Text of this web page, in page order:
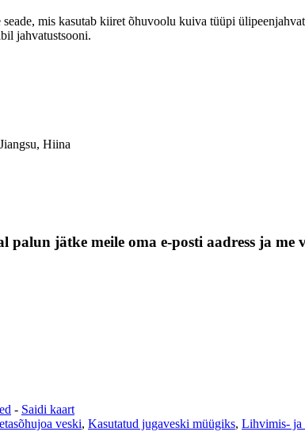
mis kasutab kiiret õhuvoolu kuiva tüüpi
jahvatustsooni.
Hiina
jätke meile oma e-posti aadress ja me
- Saidi kaart
veski, Kasutatud jugaveski müügiks, Lihvimis- ja